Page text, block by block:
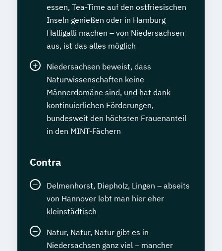
essen, Tea-Time auf den ostfriesischen
Inseln genießen oder in Hamburg
Halligalli machen – von Niedersachsen
aus, ist das alles möglich
Niedersachsen beweist, dass
Naturwissenschaften keine
Männerdomäne sind, und hat dank
kontinuierlichen Förderungen,
bundesweit den höchsten Frauenanteil
in den MINT-Fächern
Contra
Delmenhorst, Diepholz, Lingen – abseits
von Hannover lebt man hier eher
kleinstädtisch
Natur, Natur, Natur gibt es in
Niedersachsen ganz viel – mancher